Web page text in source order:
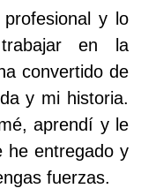
y lo
en la
convertido de
y mi historia.
aprendí y le
he entregado y
fuerzas.